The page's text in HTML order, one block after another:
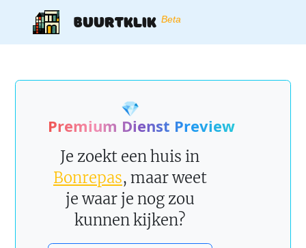
Buurtklik Beta
💎
Premium Dienst Preview
Je zoekt een huis in
Bonrepas, maar weet
je waar je nog zou
kunnen kijken?